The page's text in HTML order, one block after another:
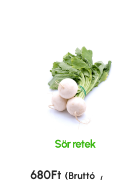
Sör retek
680Ft (Bruttó